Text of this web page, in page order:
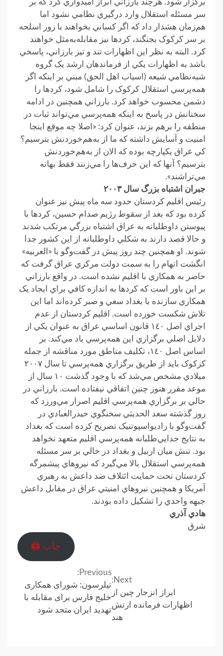
برگزار شود. هرچند بارزاني ابراز اميدواري کرد که بر
سر مسئله استقلال وارد درگيري نظامي نشود اما
هم‌زمان هشدار داد که اگر کساني بخواهند با زور اسلحه
بر سر کرکوک بجنگند، کردها نيز مقابله‌به‌مثل خواهند
کرد. البته به نظر اين اظهارات تند و تيز بارزاني، پاسخي
باشد به اظهارات يکي از فرماندهان ارشد يک گروه
شبه‌نظامي شيعه (اسياب اهل الحق) مبني بر اينکه اگر
همه‌پرسي استقلال کرکوک را شامل شود، کردها را
دشمن محسوب خواهد کرد. بارزاني همچنين در ادامه
سخنانش در پاسخ به اينکه همه‌پرسي مي‌تواند ثبات در
منطقه را برهم بزند، عنوان کرد: «اصلا چه موقع اينجا
امنيت و آسايش داشته که ما از به‌هم‌خوردنش بترسيم؟
کي عراق يکپارچه بوده که الان از به‌هم‌‌خوردنش
بترسيم؟ آنها که اين حرف‌ها را مي‌زنند فقط بهانه
مي‌تراشند».
جبران اشتباه بزرگ سال ٢٠٠٣
رئيس اقليم کردستان حدود سه ماه پيش نيز عنوان
کرده بود که بعد از سقوط رژيم صدام حسين، کردها با
پيوستن داوطلبانه به عراق اشتباه بزرگي مرتکب شدند
و حالا قصد دارند به شکلي داوطلبانه از اين کشور جدا
شوند. او همچنين چند روز پيش در گفت‌وگو با «العربيه»
انگشت اتهام را به سمت دولت مرکزي عراق گرفت که
حاضر به همکاري با اقليم نشده است. در واقع بارزاني
بر اين باور است که کردها به اندازه کافي براي ايجاد يک
همکاري سازنده با بغداد سعي و صبر کرده‌اند اما اين
تلاش شکست خورده است. اقليم کردستان از عدم
اجراي اصل ١٤٠ قانون اساسي عراق به عنوان يکي از
دلايل اصلي برگزاري اين همه‌پرسي ياد مي‌کند. بر
اساس اصل ١٤٠، تکليف مناطق مورد مناقشه از جمله
کرکوک بايد از طريق برگزاري همه‌پرسي تا سال ٢٠٠٧
ميلادي مشخص مي‌شد که با وجود گذشت ١٠ سال از
موعد مقرر هنوز چنين اتفاقي نيفتاده است. بارزاني در
حالي بر برگزاري همه‌پرسي اقليم اصرار مي‌ورزد که
روز گذشته سعد الحديثي سخنگوي حيدرالعبادي در
گفت‌وگو با راديواسپوتنيک تصريح کرده است که بغداد
به نتايج جدايي‌طلبانه همه‌پرسي اقليم متعهد نخواهد
بود. تنش ميان اربيل و بغداد در حالي بر سر مسئله
همه‌پرسي استقلال بالا مي‌گيرد که نيروهاي پيشمرگه
کردستان تحت حمايت ائتلاف ضد داعش به رهبري
آمريکا و همچنين نيروهاي امنيتي عراق در مقابل داعش
جبهه واحدي را تشکيل داده بودند.
هادي آذري
شرق
چاپ 🖨
Reading
Previous:
تیلرسون: شورای همکاری
خلیج فارس برای مقابله با
تهدید ایران متحد شود
Next:
ابراز انزجار چین از
اظهارات فرمانده ارتش
هند